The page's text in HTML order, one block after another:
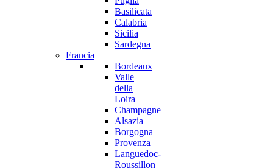
Basilicata
Calabria
Sicilia
Sardegna
Francia
Bordeaux
Valle
della
Loira
Champagne
Alsazia
Borgogna
Provenza
Languedoc-
Roussillon